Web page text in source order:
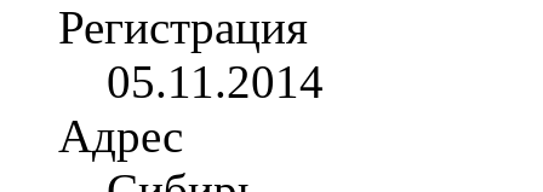
Регистрация
05.11.2014
Адрес